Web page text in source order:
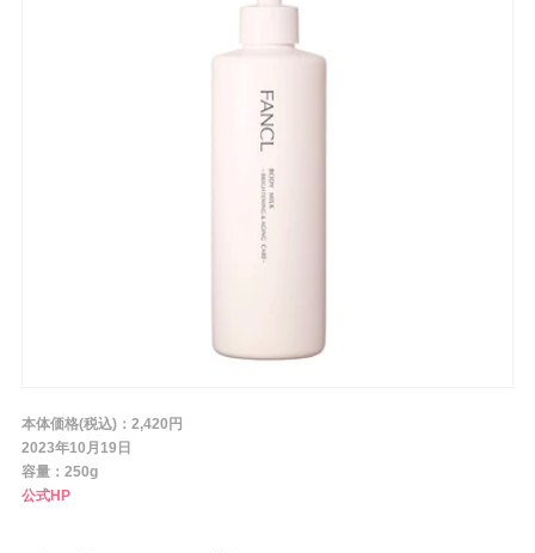
条件から探す
金額
本体価格(税込)：2,420円
2023年10月19日
容量：250g
公式HP